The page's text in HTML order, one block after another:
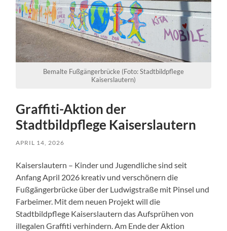
Bemalte Fußgängerbrücke (Foto: Stadtbildpflege
Kaiserslautern)
Graffiti-Aktion der
Stadtbildpflege Kaiserslautern
APRIL 14, 2026
Kaiserslautern – Kinder und Jugendliche sind seit
Anfang April 2026 kreativ und verschönern die
Fußgängerbrücke über der Ludwigstraße mit Pinsel und
Farbeimer. Mit dem neuen Projekt will die
Stadtbildpflege Kaiserslautern das Aufsprühen von
illegalen Graffiti verhindern. Am Ende der Aktion